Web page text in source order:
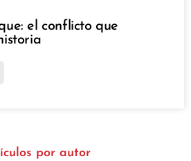
el conflicto que
por autor